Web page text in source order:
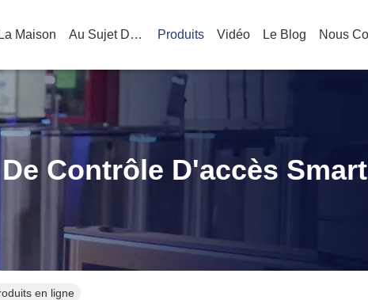
Maison Au Sujet De Nous Produits Vidéo Le Blog
Contrôle D'accès Smart
en ligne